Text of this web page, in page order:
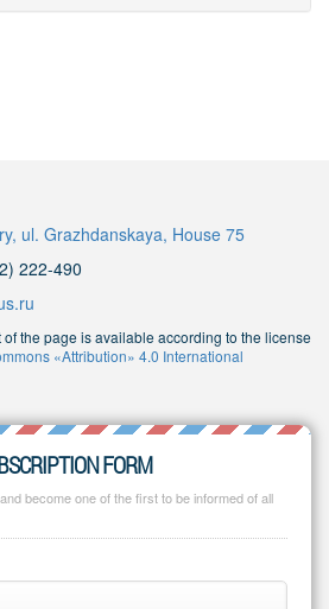
ul. Grazhdanskaya, House 75
222-490
of the page is available according to the license
«Attribution» 4.0 International
FORM
become one of the first to be informed of all